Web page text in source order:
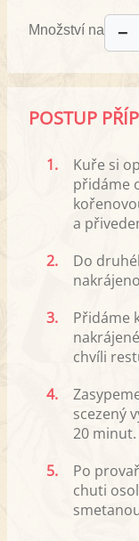
Množství na −
POSTUP
1.
Kuře si
přidáme
a
2.
Do
3.
Přidáme
chvíli
4.
scezený
20 minut.
5.
Po
chuti